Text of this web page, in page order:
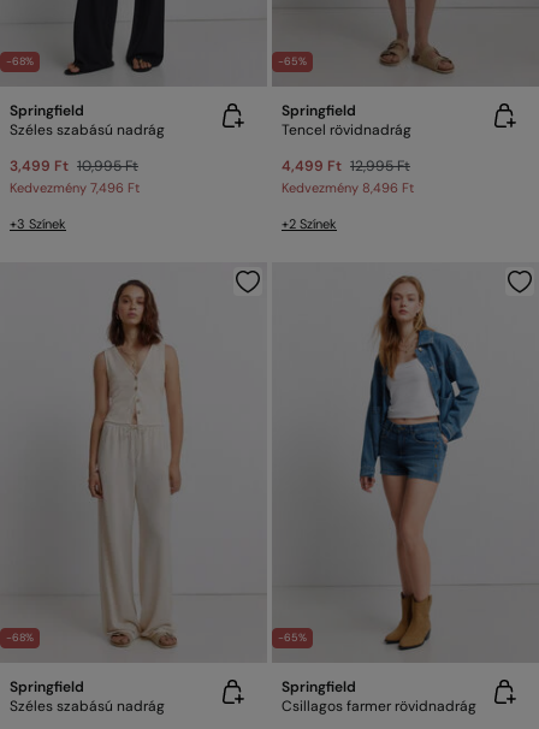
-68%
Springfield
Széles szabású nadrág
3,499 Ft 10,995 Ft
Kedvezmény 7,496 Ft
+3 Színek
-65%
Springfield
Tencel rövidnadrág
4,499 Ft 12,995 Ft
Kedvezmény 8,496 Ft
+2 Színek
-68%
Springfield
Széles szabású nadrág
-65%
Springfield
Csillagos farmer rövidnadrág